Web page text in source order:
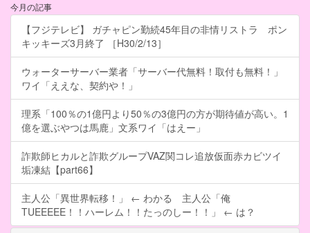
今月の記事
【フジテレビ】 ガチャピン勤続45年目の非情リストラ ポン
キッキーズ3月終了 ［H30/2/13］
ウォーターサーバー業者「サーバー代無料！取付も無料！」
ワイ「ええな、契約や！」
理系「100％の1億円より50％の3億円の方が期待値が高い。1
億を選ぶやつは馬鹿」文系ワイ「はえー」
詐欺師ヒカルと詐欺グループVAZ関コレ追放仮面赤カビツイ
垢凍結【part66】
主人公「異世界転移！」 ← わかる 主人公「俺
TUEEEEE！！ハーレム！！たっのしー！！」 ← は？